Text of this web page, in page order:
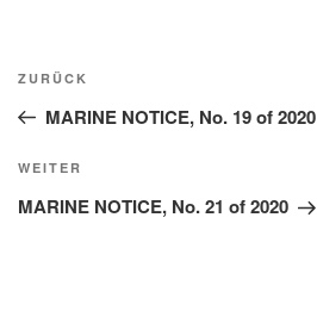
Beitragsnavigation
Vorheriger
Beitrag
ZURÜCK
MARINE NOTICE, No. 19 of 2020
Nächster
Beitrag
WEITER
MARINE NOTICE, No. 21 of 2020